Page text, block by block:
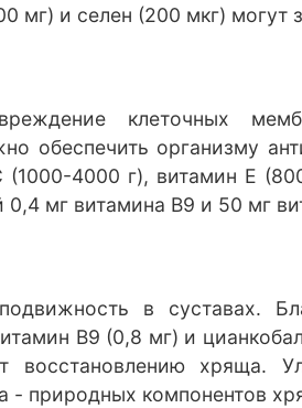
и селен (200 мкг) могут
клеточных
организму
4000 г), витамин Е
мг витамина В9 и 50 мг
в суставах.
В9 (0,8 мг) и
хряща.
- природных компонентов